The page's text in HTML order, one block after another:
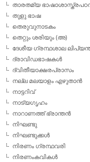
താരതമ്യ
തുളു ഭാഷ
തെരുവുനാടകം
തെറ്റും ശരിയും (അ)
ദേശീയ ഗ്രന്ഥശാല
ദ്രാവിഡഭാഷകള്‍
ദ്വിതീയാക്ഷരപ്രാസം
നല്ല മലയാളം എഴുതാന്‍
നാട്ടറിവ്
നാട്യഗൃഹം
നാറാണത്ത് ഭ്രാന്തന്‍
നിഘണ്ടു
നിഘണ്ടുക്കള്‍
നിരണം ഗ്രന്ഥവരി
നിരണംകവികള്‍